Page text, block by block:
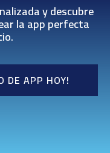
y descubre
la app perfecta
DE APP HOY!